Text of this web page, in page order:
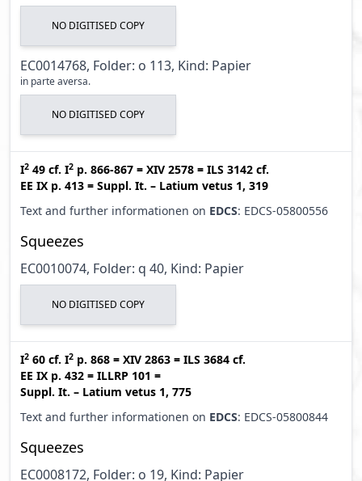
NO DIGITISED COPY
EC0014768, Folder: o 113, Kind: Papier
in parte aversa.
NO DIGITISED COPY
I2 49 cf. I2 p. 866-867 = XIV 2578 = ILS 3142 cf.
EE IX p. 413 = Suppl. It. – Latium vetus 1, 319
Text and further informationen on EDCS: EDCS-05800556
Squeezes
EC0010074, Folder: q 40, Kind: Papier
NO DIGITISED COPY
I2 60 cf. I2 p. 868 = XIV 2863 = ILS 3684 cf.
EE IX p. 432 = ILLRP 101 =
Suppl. It. – Latium vetus 1, 775
Text and further informationen on EDCS: EDCS-05800844
Squeezes
EC0008172, Folder: o 19, Kind: Papier